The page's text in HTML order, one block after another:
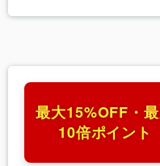
最大15%OFF・
10倍ポイント